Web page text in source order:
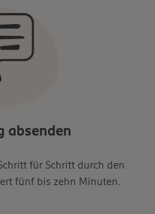
absenden
für Schritt durch den
fünf bis zehn Minuten.